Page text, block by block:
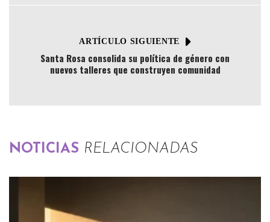
ARTÍCULO SIGUIENTE
Santa Rosa consolida su política de género con
nuevos talleres que construyen comunidad
NOTICIAS RELACIONADAS